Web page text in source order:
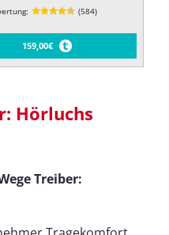
(584)
159,00€
Hörluchs
Treiber: